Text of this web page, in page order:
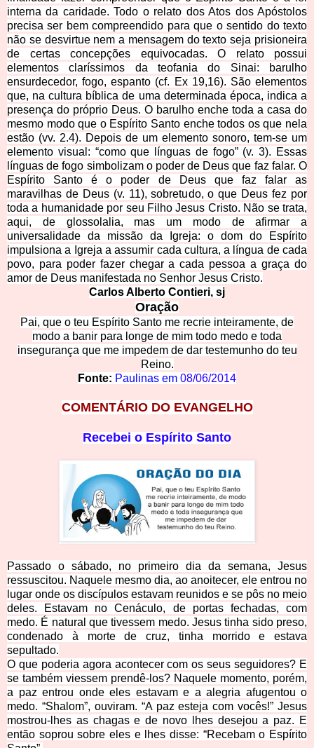
interna da caridade. Todo o relato dos Atos dos Apóstolos
precisa ser bem compreendido para que o sentido do texto
não se desvirtue nem a mensagem do texto seja prisioneira
de certas concepções equivocadas. O relato possui
elementos claríssimos da teofania do Sinai: barulho
ensurdecedor, fogo, espanto (cf. Ex 19,16). São elementos
que, na cultura bíblica de uma determinada época, indica a
presença do próprio Deus. O barulho enche toda a casa do
mesmo modo que o Espírito Santo enche todos os que nela
estão (vv. 2.4). Depois de um elemento sonoro, tem-se um
elemento visual: “como que línguas de fogo” (v. 3). Essas
línguas de fogo simbolizam o poder de Deus que faz falar. O
Espírito Santo é o poder de Deus que faz falar as
maravilhas de Deus (v. 11), sobretudo, o que Deus fez por
toda a humanidade por seu Filho Jesus Cristo. Não se trata,
aqui, de glossolalia, mas um modo de afirmar a
universalidade da missão da Igreja: o dom do Espírito
impulsiona a Igreja a assumir cada cultura, a língua de cada
povo, para poder fazer chegar a cada pessoa a graça do
amor de Deus manifestada no Senhor Jesus Cristo.
Carlos Al berto Contieri, sj
Oração
Pai, que o teu Espírito Santo me recrie inteiramente, de
modo a banir para longe de mim todo medo e toda
insegurança que me impedem de dar testemunho do teu
Reino.
Fonte: Paulinas em 08/06/2014
COMENTÁRIO DO EVANGELHO
Recebei o Espírito Santo
Passado o sábado, no primeiro dia da semana, Jesus
ressuscitou. Naquele mesmo dia, ao anoitecer, ele entrou no
lugar onde os discípulos estavam reunidos e se pôs no meio
deles. Estavam no Cenáculo, de portas fechadas, com
medo. É natural que tivessem medo. Jesus tinha sido preso,
condenado à morte de cruz, tinha morrido e estava
sepultado.
O que poderia agora acontecer com os seus seguidores? E
se também viessem prendê-los? Naquele momento, porém,
a paz entrou onde eles estavam e a alegria afugentou o
medo. “Shalom”, ouviram. “A paz esteja com vocês!” Jesus
mostrou-lhes as chagas e de novo lhes desejou a paz. E
então soprou sobre eles e lhes disse: “Recebam o Espírito